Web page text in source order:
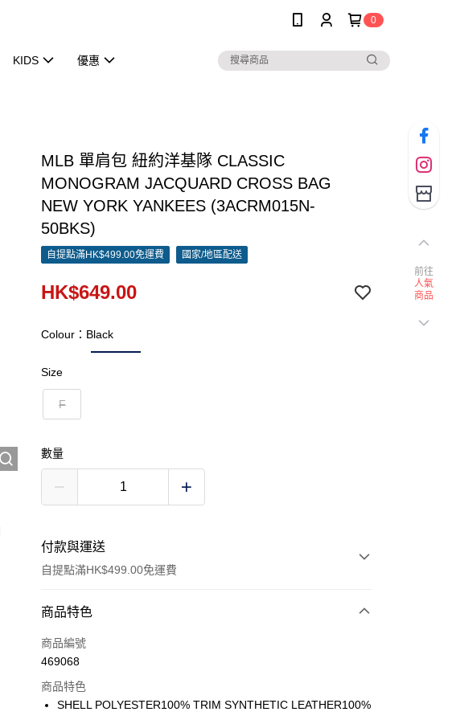
0
KIDS 優惠
MLB 單肩包 紐約洋基隊 CLASSIC
MONOGRAM JACQUARD CROSS BAG
NEW YORK YANKEES (3ACRM015N-
50BKS)
自提點滿HK$499.00免運費 國家/地區配送
HK$649.00
Colour：Black
Size
F
數量
付款與運送
自提點滿HK$499.00免運費
付款方式
信用卡
Google Pay
商品特色
商品編號
469068
商品特色
SHELL POLYESTER100% TRIM SYNTHETIC LEATHER100%
前往
人氣
商品